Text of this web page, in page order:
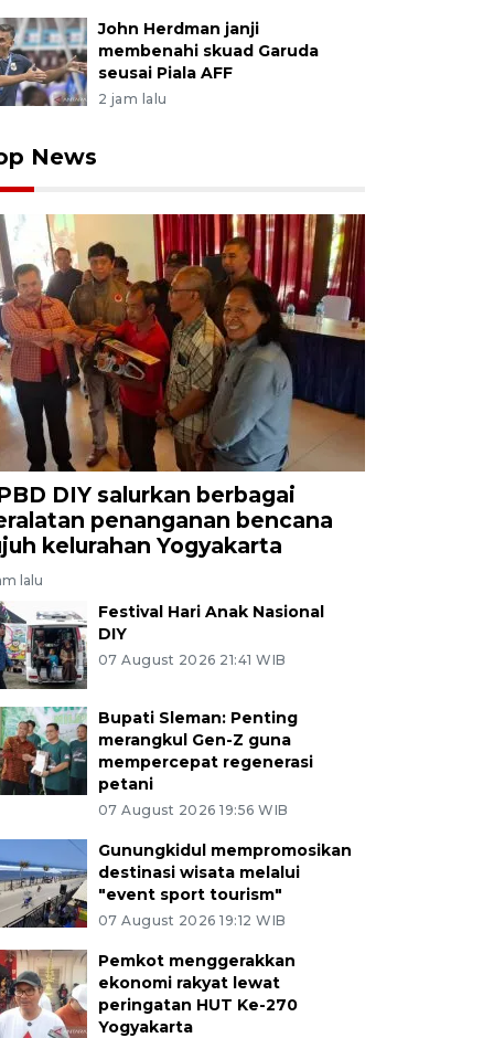
John Herdman janji
membenahi skuad Garuda
seusai Piala AFF
2 jam lalu
News
DIY salurkan berbagai
penanganan bencana
kelurahan Yogyakarta
lalu
Festival Hari Anak Nasional
DIY
07 August 2026 21:41 WIB
Bupati Sleman: Penting
merangkul Gen-Z guna
mempercepat regenerasi
petani
07 August 2026 19:56 WIB
Gunungkidul mempromosikan
destinasi wisata melalui
"event sport tourism"
07 August 2026 19:12 WIB
Pemkot menggerakkan
ekonomi rakyat lewat
peringatan HUT Ke-270
Yogyakarta